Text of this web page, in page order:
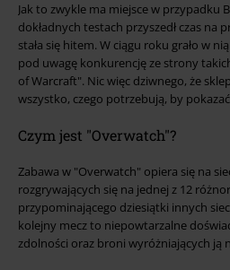
Jak to zwykle ma miejsce w przypadku
dokładnych testach przyszedł czas na
stała się hitem. W ciągu roku grało w
pod uwagę konkurencję ze strony
of Warcraft". Nic więc dziwnego, że
wszystko, czego potrzebują, by
Czym jest "Overwatch"?
Zabawa w "Overwatch" opiera się na
rozgrywających się na jednej z 12
przypominającego dziesiątki innych
kolejny mecz to niepowtarzalne
zdolności oraz broni wyróżniających ją